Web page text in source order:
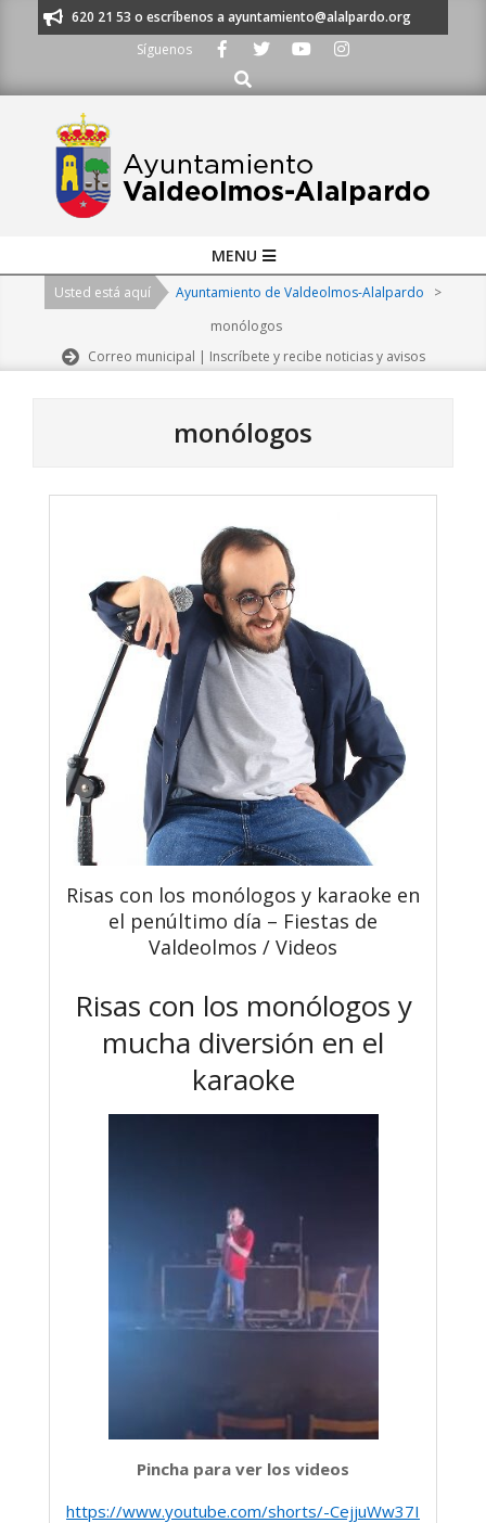
al 91 620 21 53 o escríbenos a ayuntamiento@alalpardo.org
Síguenos
Buscar
Navigation
MENU
Usted está aquí Ayuntamiento de Valdeolmos-Alalpardo
>
monólogos
Correo municipal | Inscríbete y recibe noticias y avisos
monólogos
Risas con los monólogos y karaoke en
el penúltimo día – Fiestas de
Valdeolmos / Videos
Risas con los monólogos y
mucha diversión en el
karaoke
Pincha para ver los videos
https://www.youtube.com/shorts/-CejjuWw37I